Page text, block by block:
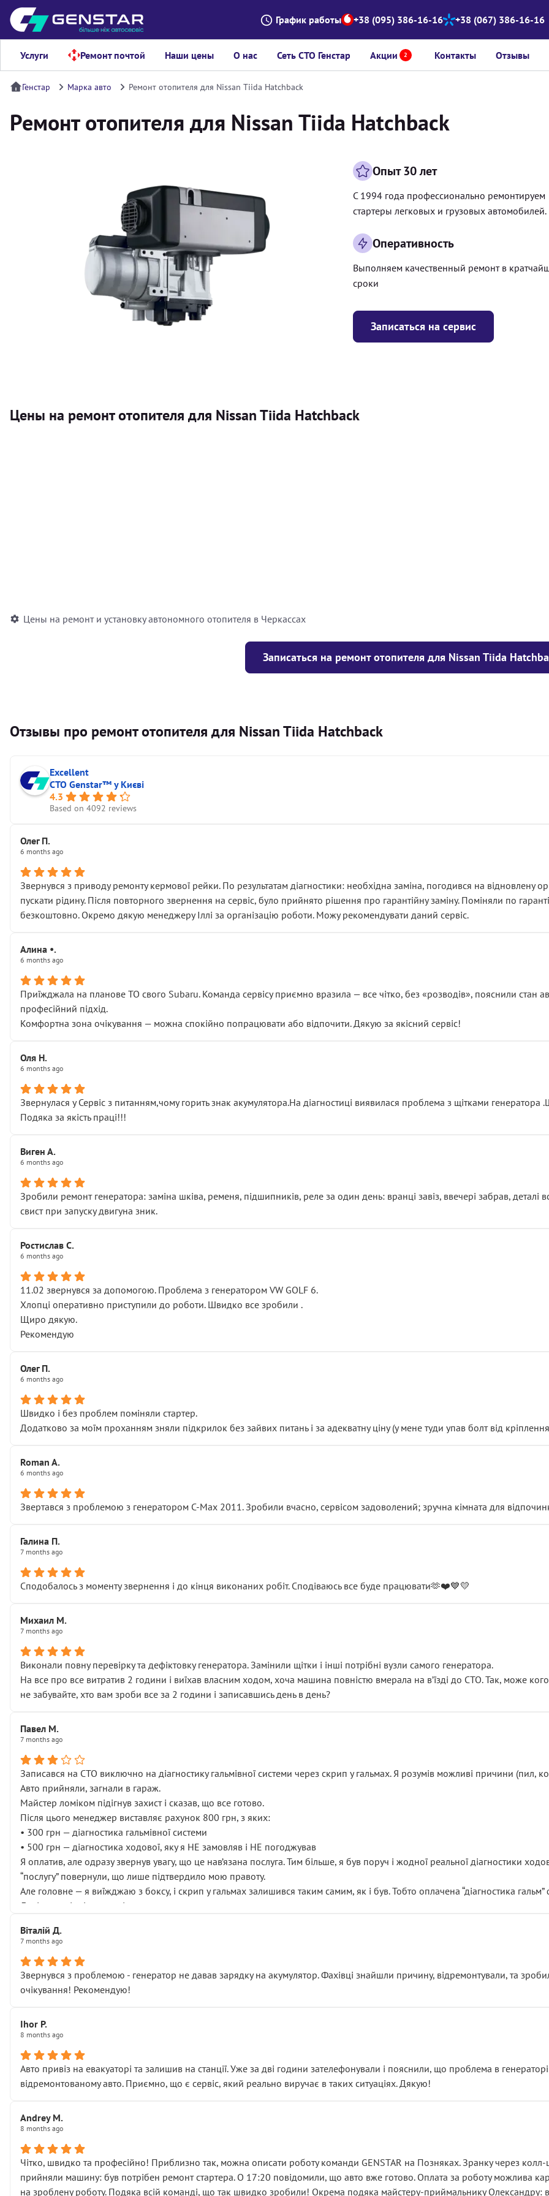
График работы +38 (095) 386-16-16 +38 (067) 386-16-16
Услуги Ремонт почтой Наши цены О нас Сеть СТО Генстар Акции 2 Контакты Отзывы
Генстар Марка авто Ремонт отопителя для Nissan Tiida Hatchback
Ремонт отопителя для Nissan Tiida Hatchback
Записаться на сервис
Опыт 30 лет
С 1994 года профессионально ремонтируем
стартеры легковых и грузовых автомобилей.
Оперативность
Выполняем качественный ремонт в
сроки
Цены на ремонт отопителя для Nissan Tiida Hatchback
Цены на ремонт и установку автономного отопителя в Черкассах
Записаться на ремонт отопителя для Nissan Tiida
Отзывы про ремонт отопителя для Nissan Tiida Hatchback
Excellent
СТО Genstar™ у Києві
4.3
Based on 4092 reviews
Олег П.
6 months ago
Звернувся з приводу ремонту кермової рейки. По результатам діагностики: необхідна заміна, погодився на відновлену
пускати рідину. Після повторного звернення на сервіс, було прийнято рішення про гарантійну заміну. Поміняли по
безкоштовно. Окремо дякую менеджеру Іллі за організацію роботи. Можу рекомендувати даний сервіс.
Алина •.
6 months ago
Приїжджала на планове ТО свого Subaru. Команда сервісу приємно вразила — все чітко, без «розводів», пояснили стан
професійний підхід.
Комфортна зона очікування — можна спокійно попрацювати або відпочити. Дякую за якісний сервіс!
Оля Н.
6 months ago
Звернулася у Сервіс з питанням,чому горить знак акумулятора.На діагностиці виявилася проблема з щітками
Подяка за якість праці!!!
Виген А.
6 months ago
Зробили ремонт генератора: заміна шківа, ременя, підшипників, реле за один день: вранці завіз, ввечері забрав, деталі
свист при запуску двигуна зник.
Ростислав С.
6 months ago
11.02 звернувся за допомогою. Проблема з генератором VW GOLF 6.
Хлопці оперативно приступили до роботи. Швидко все зробили .
Щиро дякую.
Рекомендую
Олег П.
6 months ago
Швидко і без проблем поміняли стартер.
Додатково за моїм проханням зняли підкрилок без зайвих питань і за адекватну ціну (у мене туди упав болт від
Roman A.
6 months ago
Звертався з проблемою з генератором C-Max 2011. Зробили вчасно, сервісом задоволений; зручна кімната для
Галина П.
7 months ago
Сподобалось з моменту звернення і до кінця виконаних робіт. Сподіваюсь все буде працювати🫶❤️💙💛
Михаил М.
7 months ago
Виконали повну перевірку та дефіктовку генератора. Замінили щітки і інші потрібні вузли самого генератора.
На все про все витратив 2 години і виїхав власним ходом, хоча машина повністю вмерала на вʼїзді до СТО. Так, може
не забувайте, хто вам зроби все за 2 години і записавшись день в день?
Павел М.
7 months ago
Записався на СТО виключно на діагностику гальмівної системи через скрип у гальмах. Я розумів можливі причини (пил,
Авто прийняли, загнали в гараж.
Майстер ломіком підігнув захист і сказав, що все готово.
Після цього менеджер виставляє рахунок 800 грн, з яких:
• 300 грн — діагностика гальмівної системи
• 500 грн — діагностика ходової, яку я НЕ замовляв і НЕ погоджував
Я оплатив, але одразу звернув увагу, що це нав’язана послуга. Тим більше, я був поруч і жодної реальної діагностики
“послугу” повернули, що лише підтвердило мою правоту.
Але головне — я виїжджаю з боксу, і скрип у гальмах залишився таким самим, як і був. Тобто оплачена “діагностика
Далі ситуація тільки погіршилась:
• що біля авто стояти вже не можна
( ну все зняли та доробили) дякую!
Окремий момент, який виглядає абсурдно:
мені заявили, що бачок гальмівної рідини потрібно міняти разом із головним гальмівним циліндром у зборі.
Що прикро — це не перший мій візит. Раніше міняв у вас стартер, і тоді сервіс наче справив хороше враження. Але
пояснили, що це “старі гайки, які відкручували”, і попросили не хвилюватися. ( надіюсь новий власник, не застяг в полі))
Але після нинішнього візиту такі дрібниці вже не здаються дрібницями.
Я — клієнт, який працює на довірі, і саме її цей сервіс серйозно підірвав.
Хотілося б більше:
• прозорості в роботах і рахунках
• реальної діагностики, а не формального “подивились і поїхав”
На жаль, складається враження, що сервіс працює не на якість, а “аби швидше і дорожче”. Саме це і псує загальне
Стосовно комунікації - все добре
Віталій Д.
7 months ago
Звернувся з проблемою - генератор не давав зарядку на акумулятор. Фахівці знайшли причину, відремонтували, та
очікування! Рекомендую!
Ihor P.
8 months ago
Авто привіз на евакуаторі та залишив на станції. Уже за дві години зателефонували і пояснили, що проблема в
відремонтованому авто. Приємно, що є сервіс, який реально виручає в таких ситуаціях. Дякую!
Andrey M.
8 months ago
Чітко, швидко та професійно! Приблизно так, можна описати роботу команди GENSTAR на Позняках. Зранку через колл-
прийняли машину: був потрібен ремонт стартера. О 17:20 повідомили, що авто вже готово. Оплата за роботу можлива
на зроблену роботу. Подяка всій команді, що так швидко зробили! Окрема подяка майстеру-приймальнику Олександру: